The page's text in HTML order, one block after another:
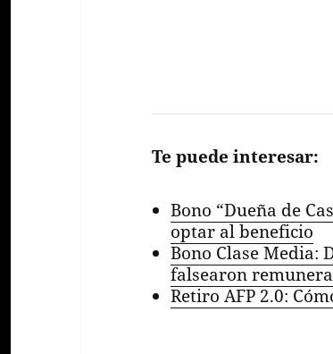
Te puede interesar:
Bono “Dueña de
optar al beneficio
Bono Clase Media:
falsearon
Retiro AFP 2.0: